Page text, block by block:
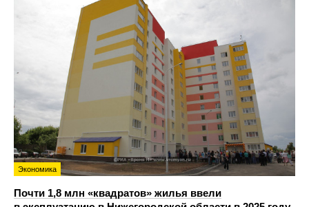
Экономика
Почти 1,8 млн «квадратов» жилья ввели